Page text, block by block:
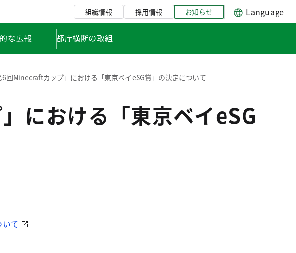
組織情報 採用情報 お知らせ Language
な広報 都庁横断の取組
6回Minecraftカップ」における「東京ベイeSG賞」の決定について
における「東京ベイeSG
て